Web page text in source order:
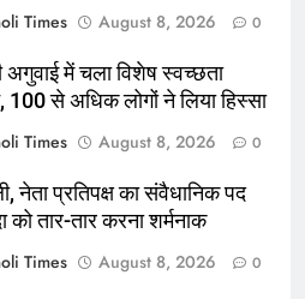
Times
August 8, 2026 0
अगुवाई में चला विशेष स्वच्छता
100 से अधिक लोगों ने लिया हिस्सा
Times
August 8, 2026 0
नेता प्रतिपक्ष का संवैधानिक पद
को तार-तार करना शर्मनाक
Times
August 8, 2026 0